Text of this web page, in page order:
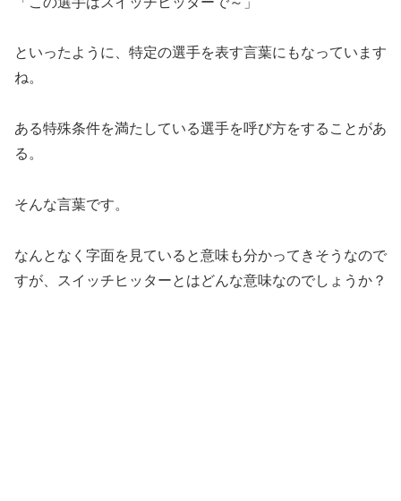
といったように、特定の選手を表す言葉にもなっています
ね。
ある特殊条件を満たしている選手を呼び方をすることがあ
る。
そんな言葉です。
なんとなく字面を見ていると意味も分かってきそうなので
すが、スイッチヒッターとはどんな意味なのでしょうか？